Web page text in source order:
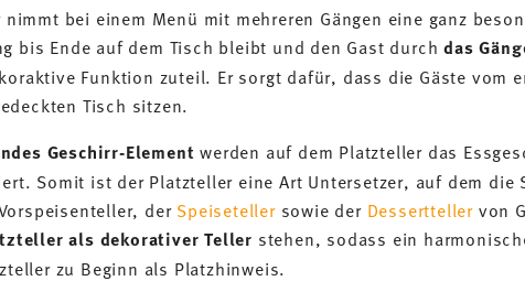
bei einem Menü mit mehreren Gängen eine ganz
bis Ende auf dem Tisch bleibt und den Gast durchdas
Funktion zuteil. Er sorgt dafür, dass die Gäste vom
Tisch sitzen.
Geschirr-Elementwerden auf dem Platzteller das
Somit ist der Platzteller eine Art Untersetzer, auf dem die
der Speisetellersowie der Dessertteller von
als dekorativer Teller stehen, sodass ein
zu Beginn als Platzhinweis.